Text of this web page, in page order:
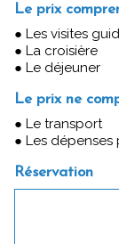
Le prix
● Les visites
● La croisière
● Le déjeuner
Le prix ne
● Le transport
● Les dépenses
Réservation